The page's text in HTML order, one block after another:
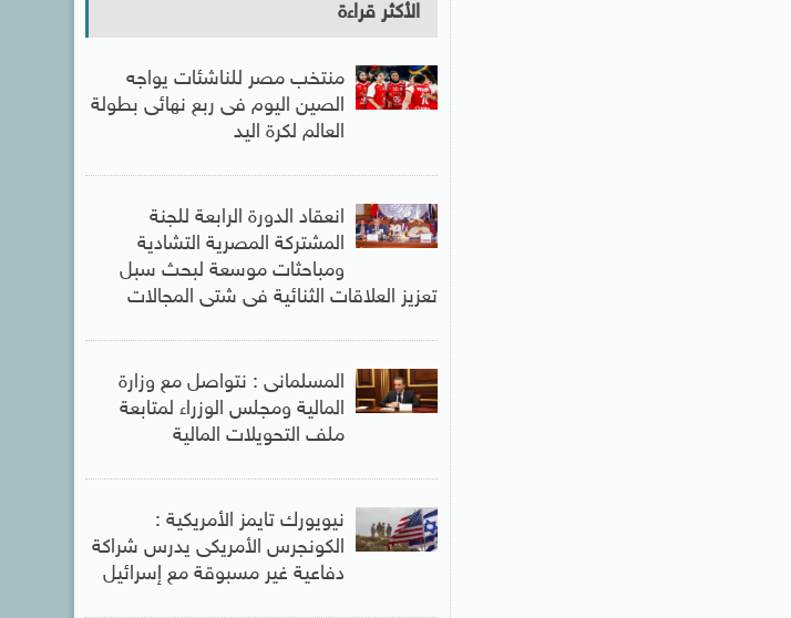
الأكثر قراءة
منتخب مصر للناشئات يواجه
الصين اليوم فى ربع نهائى بطولة
العالم لكرة اليد
انعقاد الدورة الرابعة للجنة
المشتركة المصرية التشادية
ومباحثات موسعة لبحث سبل
تعزيز العلاقات الثنائية فى شتى المجالات
المسلمانى : نتواصل مع وزارة
المالية ومجلس الوزراء لمتابعة
ملف التحويلات المالية
نيويورك تايمز الأمريكية :
الكونجرس الأمريكى يدرس شراكة
دفاعية غير مسبوقة مع إسرائيل